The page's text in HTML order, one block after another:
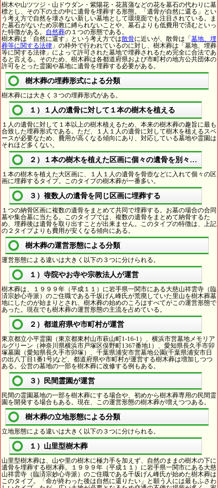
樹木や山ツツジ・山ドウダン・紫陽花・花菖蒲などの花を墓石の代わりに墓
標とし、その下の土の中に遺骨を埋葬する形態。「遺骨が自然に還る」とい
う考え方で自然を壊さない新しい墓地として環境面でも注目されている。ま
た墓石がないため宗教に縛られないことや、墓石よりも低費用で済むといっ
た特徴がある。 自然葬の１つの形態である。
樹木葬は「自然に還す」という考え方では散骨に近いが、散骨は「 墓地、埋
葬等に関する法律 」の枠外で行われているのに対し、樹木葬は「墓地、埋葬
等に関する法律」によって許可された墓地で埋葬されるため完全に合法であ
ると言える。そのため、樹木葬は各都道府県および市町村の地方公共団体の
許可をとった霊園や墓地に遺骨を埋葬する必要がある。
樹木葬の埋葬形式による分類
樹木葬には大きく３つの埋葬形式がある。
１）１人の遺骨に対して１本の樹木を植える
１人の遺骨に対して１本以上の樹木植えるため、本来の樹木葬の趣旨に最も
合致した埋葬形式である。ただ、１人１人の遺骨に対して樹木を植えるスペ
ースが必要なため、費用が高くなる傾向にあり、対応している墓地や霊園は
それほど多くない。
２）１本の樹木を植えた区画に個々の遺骨を別々に埋葬
１本の樹木を植えた大区画に、１人１人の遺骨を骨壺などに入れて個々の区
画に埋葬するタイプ。このタイプの樹木葬が一番多い。
３）複数人の遺骨を同じ区画に埋葬する
１つの納骨区画に複数の遺骨をまとめて共同で埋葬する。お墓の場合の合同
墓や集合墓に当たる。このタイプでは、複数の遺骨をまとめて納骨するた
め、埋葬後は遺骨を取り出すことが出来ません。このタイプの特徴は、上記
の２タイプよりも費用が安くなる傾向にある。
樹木葬の運営形態による分類
運営形態による違いは大きく以下の３つに分けられる。
１）寺院やお寺や宗教法人が運営
樹木葬は、１９９９年（平成１１）に岩手県一関市にある大慈山祥雲寺（臨
済宗妙心寺派）のご住職である千坂げん峰氏が荒廃していた里山を樹木葬墓
地にしたのが始まりとされ、樹木葬の始めのころはすべてがこの運営形態で
あった。現在でも樹木葬の運営形態の主流を占めている。
２）都道府県や市町村が運営
東京都立小平霊園（東京都東村山市萩山町1-16-1）、横浜市営墓地メモリア
ルグリーン（神奈川県横浜市戸塚区俣野町1367番地1）、愛知県長久手市卯
塚墓園（愛知県長久手市卯塚）、千葉県浦安市営墓地公園(千葉県浦安市日
の出八丁目1番1号)など、都道府県や市町村が運営する樹木葬は増加しつつ
ある。公営の墓地の一部を樹木葬に改修する例もある。
３）民間霊園が運営
民間の霊園墓地の一部を樹木葬にする場合や、初めから樹木葬専用の民間霊
園を開発する場合もある。現在、この運営形態の樹木葬が増えつつある。
樹木葬の立地形態による分類
立地形態による違いは大きく以下の３つに分けられる。
１）山里型樹木葬
山里型樹木葬は、山や里の樹木に極力手を加えず、自然のままの樹木の下に
遺骨を埋葬する樹木葬。１９９９年（平成１１）に岩手県一関市にある大慈
山祥雲寺（臨済宗妙心寺派）のご住職である千坂げん峰氏が始めた樹木葬は
このタイプ。「命が終わった後は自然に還りたい」と願う人には最もふさわ